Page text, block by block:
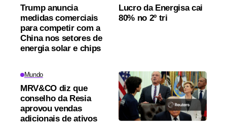
Trump anuncia
medidas comerciais
para competir com a
China nos setores de
energia solar e chips
Lucro da Energisa cai
80% no 2º tri
Mundo
MRV&CO diz que
conselho da Resia
aprovou vendas
adicionais de ativos